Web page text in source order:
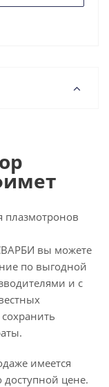
плазмотронов
вы можете
по выгодной
и с
имеется
цене.